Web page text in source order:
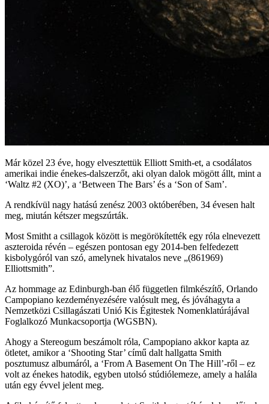
Már közel 23 éve, hogy elvesztettük Elliott Smith-et, a csodálatos
amerikai indie énekes-dalszerzőt, aki olyan dalok mögött állt, mint a
‘Waltz #2 (XO)’, a ‘Between The Bars’ és a ‘Son of Sam’.
A rendkívül nagy hatású zenész 2003 októberében, 34 évesen halt
meg, miután kétszer megszúrták.
Most Smitht a csillagok között is megörökítették egy róla elnevezett
aszteroida révén – egészen pontosan egy 2014-ben felfedezett
kisbolygóról van szó, amelynek hivatalos neve „(861969)
Elliottsmith”.
Az hommage az Edinburgh-ban élő független filmkészítő, Orlando
Campopiano kezdeményezésére valósult meg, és jóváhagyta a
Nemzetközi Csillagászati Unió Kis Égitestek Nomenklatúrájával
Foglalkozó Munkacsoportja (WGSBN).
Ahogy a Stereogum beszámolt róla, Campopiano akkor kapta az
ötletet, amikor a ‘Shooting Star’ című dalt hallgatta Smith
posztumusz albumáról, a ‘From A Basement On The Hill’-ről – ez
volt az énekes hatodik, egyben utolsó stúdiólemeze, amely a halála
után egy évvel jelent meg.